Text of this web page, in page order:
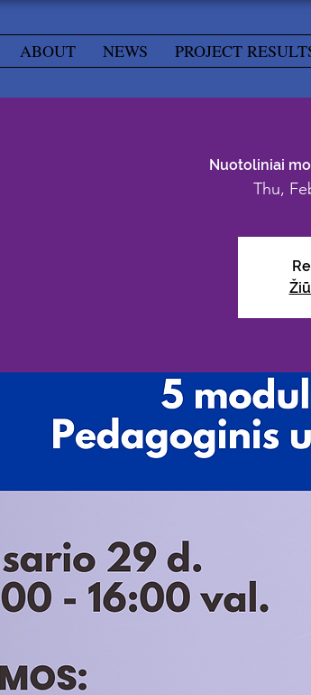
ABOUT NEWS PROJECT
Nuotoliniai
Thu,